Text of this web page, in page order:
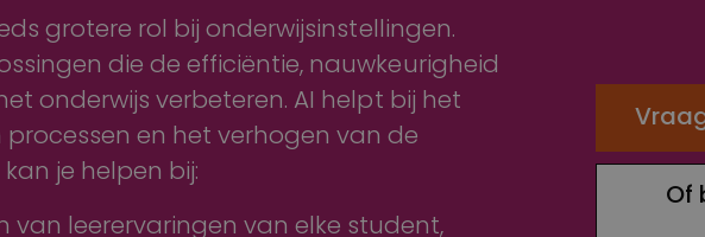
grotere rol bij onderwijsinstellingen.
die de efficiëntie, nauwkeurigheid
onderwijs verbeteren. AI helpt bij het
en het verhogen van de
je helpen bij:
van leerervaringen van elke student,
Of